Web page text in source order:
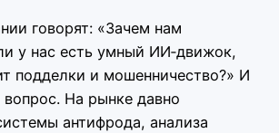
говорят: «Зачем нам
у нас есть умный ИИ‑движок,
подделки и мошенничество?» И
вопрос. На рынке давно
антифрода, анализа